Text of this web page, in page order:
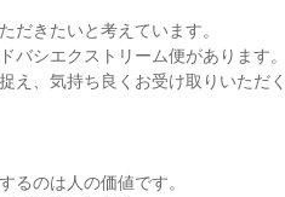
だきたいと考えています。
バシエクストリーム便があります
え、気持ち良くお受け取りいただ
るのは人の価値です。